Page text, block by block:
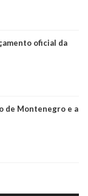
oficial da
de Montenegro e a